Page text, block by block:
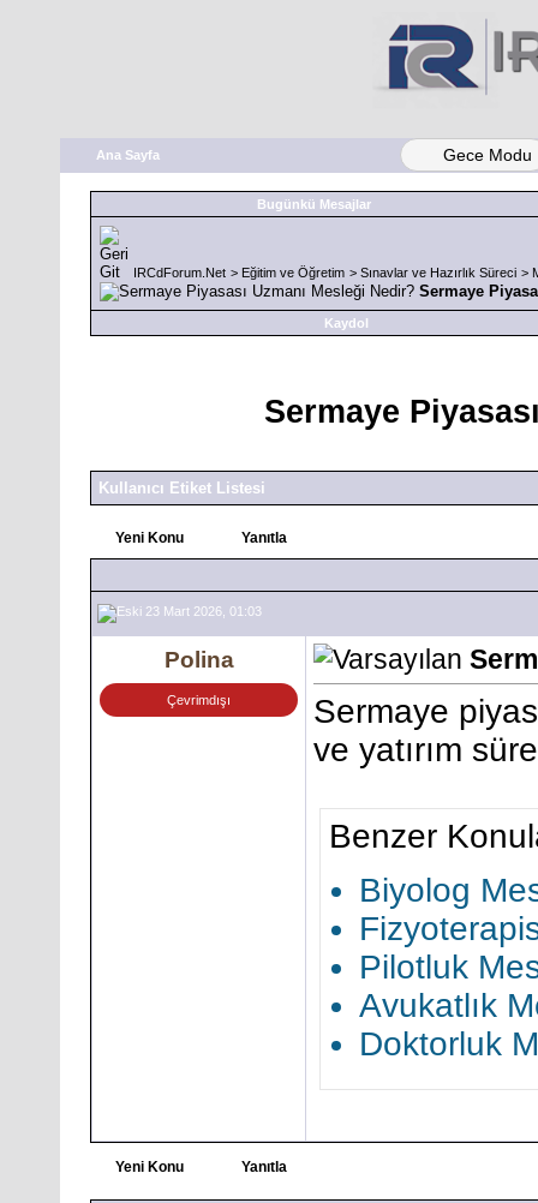
Ana Sayfa Gece Modu
Bugünkü Mesajlar
IRCdForum.Net > Eğitim ve Öğretim > Sınavlar ve Hazırlık Süreci >
Sermaye
Kaydol
Sermaye
Kullanıcı Etiket Listesi
Yeni Konu Yanıtla
23 Mart 2026, 01:03
Polina
Çevrimdışı
Sermaye
ve yatırım
Benzer
Biyolog
Pilotluk
Avukatlık
Doktorluk
Yeni Konu Yanıtla